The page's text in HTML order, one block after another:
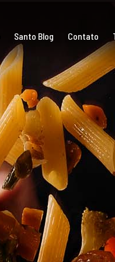
Santo Blog Contato